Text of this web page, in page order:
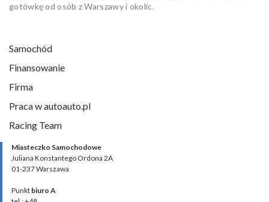
gotówkę od osób z Warszawy i okolic.
Samochód
Finansowanie
Firma
Praca w autoauto.pl
Racing Team
Miasteczko Samochodowe
Juliana Konstantego Ordona 2A
01-237 Warszawa
Punkt biuro A